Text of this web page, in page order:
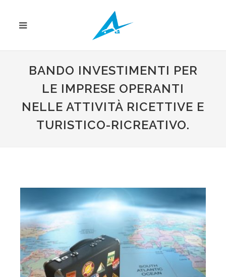
BANDO INVESTIMENTI PER
LE IMPRESE OPERANTI
NELLE ATTIVITÀ RICETTIVE E
TURISTICO-RICREATIVO.